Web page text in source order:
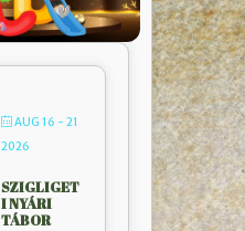
AUG 16 - 21
2026
SZIGLIGET
I NYÁRI
TÁBOR